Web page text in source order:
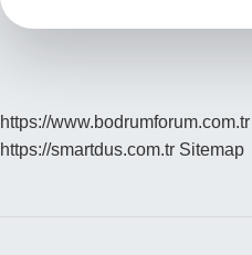
https://www.bodrumforum.com.tr
https://smartdus.com.tr Sitemap